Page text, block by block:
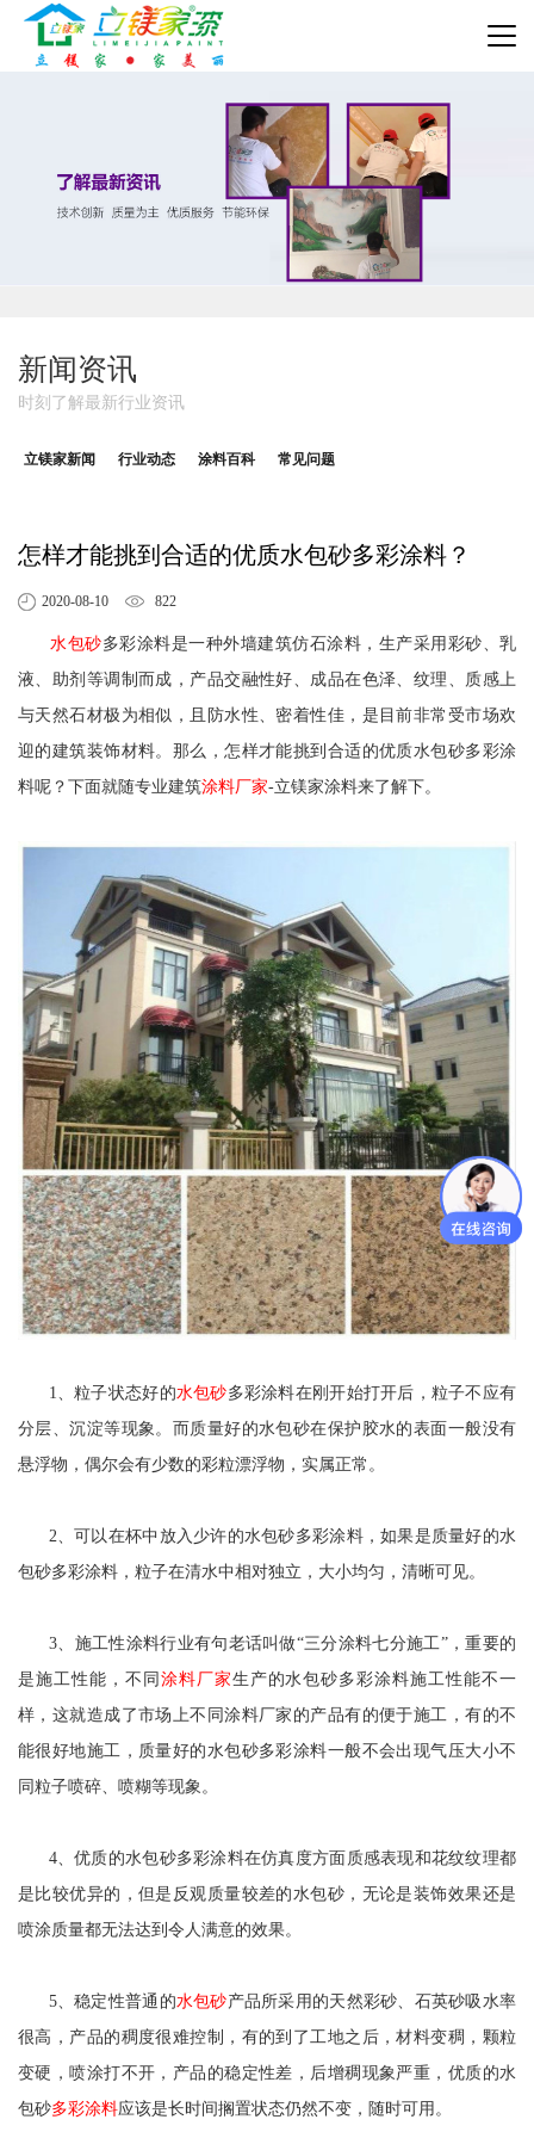
新闻资讯
时刻了解最新行业资讯
立镁家新闻 行业动态 涂料百科 常见问题
怎样才能挑到合适的优质水包砂多彩涂料？
2020-08-10 822
水包砂多彩涂料是一种外墙建筑仿石涂料，生产采用彩砂、乳
液、助剂等调制而成，产品交融性好、成品在色泽、纹理、质感上
与天然石材极为相似，且防水性、密着性佳，是目前非常受市场欢
迎的建筑装饰材料。那么，怎样才能挑到合适的优质水包砂多彩涂
料呢？下面就随专业建筑涂料厂家-立镁家涂料来了解下。
1、粒子状态好的水包砂多彩涂料在刚开始打开后，粒子不应有
分层、沉淀等现象。而质量好的水包砂在保护胶水的表面一般没有
悬浮物，偶尔会有少数的彩粒漂浮物，实属正常。
2、可以在杯中放入少许的水包砂多彩涂料，如果是质量好的水
包砂多彩涂料，粒子在清水中相对独立，大小均匀，清晰可见。
3、施工性涂料行业有句老话叫做“三分涂料七分施工”，重要的
是施工性能，不同 涂料厂家生产的水包砂多彩涂料施工性能不一
样，这就造成了市场上不同涂料厂家的产品有的便于施工，有的不
能很好地施工，质量好的水包砂多彩涂料一般不会出现气压大小不
同粒子喷碎、喷糊等现象。
4、优质的水包砂多彩涂料在仿真度方面质感表现和花纹纹理都
是比较优异的，但是反观质量较差的水包砂，无论是装饰效果还是
喷涂质量都无法达到令人满意的效果。
5、稳定性普通的水包砂产品所采用的天然彩砂、石英砂吸水率
很高，产品的稠度很难控制，有的到了工地之后，材料变稠，颗粒
变硬，喷涂打不开，产品的稳定性差，后增稠现象严重，优质的水
包砂多彩涂料应该是长时间搁置状态仍然不变，随时可用。